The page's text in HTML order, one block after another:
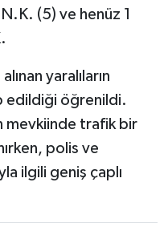
(5) ve henüz 1
yaralıların
edildiği öğrenildi.
mevkiinde trafik bir
polis ve
ilgili geniş çaplı